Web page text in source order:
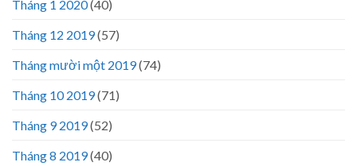
Tháng 1 2020(40)
Tháng 12 2019(57)
Tháng mười một 2019(74)
Tháng 10 2019(71)
Tháng 9 2019(52)
Tháng 8 2019(40)